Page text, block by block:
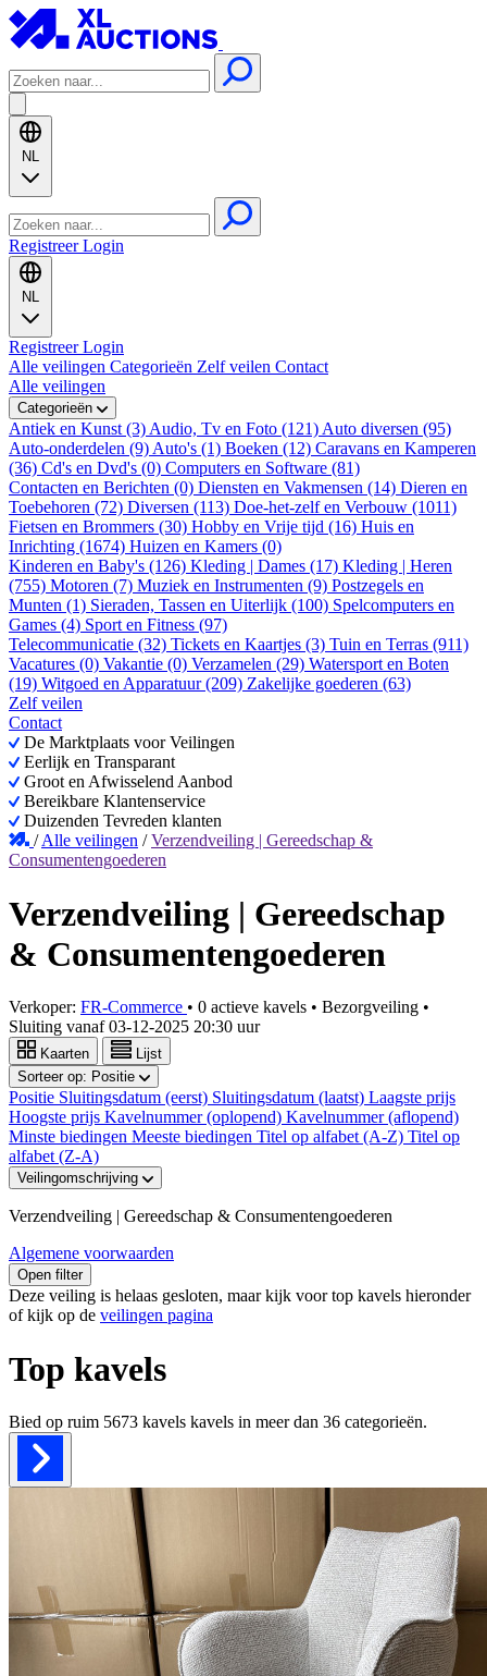
NL
RegistreerLogin
NL
RegistreerLogin
Alle veilingen Categorieën Zelf veilen Contact
Alle veilingen
Categorieën
Antiek en Kunst (3) Audio, Tv en Foto (121) Auto diversen (95)
Auto-onderdelen (9) Auto's (1) Boeken (12) Caravans en Kamperen
(36) Cd's en Dvd's (0) Computers en Software (81)
Contacten en Berichten (0) Diensten en Vakmensen (14) Dieren en
Toebehoren (72) Diversen (113) Doe-het-zelf en Verbouw (1011)
Fietsen en Brommers (30) Hobby en Vrije tijd (16) Huis en
Inrichting (1674) Huizen en Kamers (0)
Kinderen en Baby's (126) Kleding | Dames (17) Kleding | Heren
(755) Motoren (7) Muziek en Instrumenten (9) Postzegels en
Munten (1) Sieraden, Tassen en Uiterlijk (100) Spelcomputers en
Games (4) Sport en Fitness (97)
Telecommunicatie (32) Tickets en Kaartjes (3) Tuin en Terras (911)
Vacatures (0) Vakantie (0) Verzamelen (29) Watersport en Boten
(19) Witgoed en Apparatuur (209) Zakelijke goederen (63)
Zelf veilen
Contact
De Marktplaats voor Veilingen
Eerlijk en Transparant
Groot en Afwisselend Aanbod
Bereikbare Klantenservice
Duizenden Tevreden klanten
/Alle veilingen /Verzendveiling | Gereedschap &
Consumentengoederen
Verzendveiling | Gereedschap
& Consumentengoederen
Verkoper: FR-Commerce • 0 actieve kavels • Bezorgveiling •
Sluiting vanaf03-12-2025 20:30 uur
Kaarten
Lijst
Sorteer op: Positie
Positie Sluitingsdatum (eerst) Sluitingsdatum (laatst) Laagste prijs
Hoogste prijs Kavelnummer (oplopend) Kavelnummer (aflopend)
Minste biedingen Meeste biedingen Titel op alfabet (A-Z) Titel op
alfabet (Z-A)
Veilingomschrijving
Verzendveiling | Gereedschap & Consumentengoederen
Algemene voorwaarden
Open filter
Deze veiling is helaas gesloten, maar kijk voor top kavels hieronder
of kijk op de veilingen pagina
Top kavels
Bied op ruim 5673 kavels kavels in meer dan 36 categorieën.